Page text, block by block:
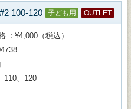
100-120 子ども用 OUTLET
¥4,000（税込）
110、120